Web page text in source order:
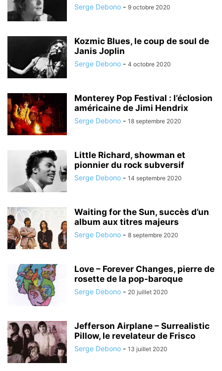
Serge Debono - 9 octobre 2020
Kozmic Blues, le coup de soul de
Janis Joplin
Serge Debono - 4 octobre 2020
Monterey Pop Festival : l’éclosion
américaine de Jimi Hendrix
Serge Debono - 18 septembre 2020
Little Richard, showman et
pionnier du rock subversif
Serge Debono - 14 septembre 2020
Waiting for the Sun, succès d’un
album aux titres majeurs
Serge Debono - 8 septembre 2020
Love – Forever Changes, pierre de
rosette de la pop-baroque
Serge Debono - 20 juillet 2020
Jefferson Airplane – Surrealistic
Pillow, le revelateur de Frisco
Serge Debono - 13 juillet 2020